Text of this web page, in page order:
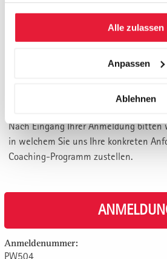
gesammelt haben.
Alle zulassen
Anpassen
Ablehnen
Vereinfachen, ausdünnen,
Komplexitätsbeherrschung als
Konsequenzen für das eigene
Nach Eingang Ihrer Anmeldung bitten
in welchem Sie uns Ihre konkreten
Coaching-Programm zustellen.
Anmeldenummer:
PW504